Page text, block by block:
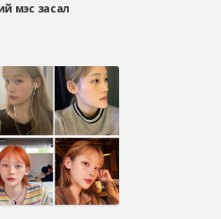
мэс засал